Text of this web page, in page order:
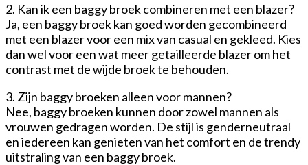
2. Kan ik een baggy broek combineren met een blazer?
Ja, een baggy broek kan goed worden gecombineerd
met een blazer voor een mix van casual en gekleed. Kies
dan wel voor een wat meer getailleerde blazer om het
contrast met de wijde broek te behouden.
3. Zijn baggy broeken alleen voor mannen?
Nee, baggy broeken kunnen door zowel mannen als
vrouwen gedragen worden. De stijl is genderneutraal
en iedereen kan genieten van het comfort en de trendy
uitstraling van een baggy broek.